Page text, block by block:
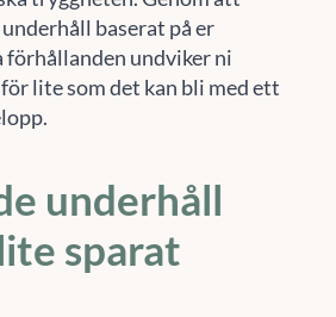
baserat på er
undviker ni
lite som det kan bli med ett
underhåll
sparat